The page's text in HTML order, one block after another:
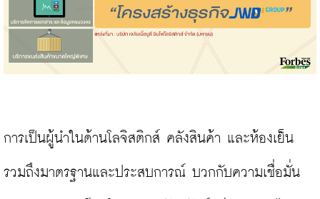
การเป็นผู้นำในด้านโลจิสติกส์ คลังสินค้า และห้องเย็น
รวมถึงมาตรฐานและประสบการณ์ บวกกับความเชื่อมั่น